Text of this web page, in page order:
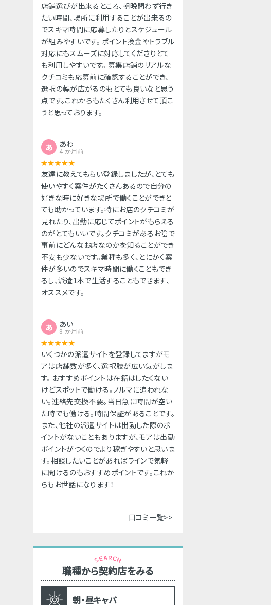
店舗選びが出来るところ、朝晩問わず行き
たい時間、場所に利用することが出来るの
でスキマ時間に応募したりとスケジュール
が組みやすいです。 ポイント換金やトラブル
対応にもスムーズに対応してくださりとて
も利用しやすいです。 募集店舗のリアルな
クチコミも応募前に確認することができ、
選択の幅が広がるのもとても良いなと思う
点です。これからもたくさん利用させて頂こ
うと思っております。
あ あわ
4 か月前
友達に教えてもらい登録しましたが、とても
使いやすく案件がたくさんあるので自分の
好きな時に好きな場所で働くことができと
ても助かっています。特にお店のクチコミが
見れたり、出勤に応じてポイントがもらえる
のがとてもいいです。クチコミがあるお陰で
事前にどんなお店なのかを知ることができ
不安も少ないです。業種も多く、とにかく案
件が多いのでスキマ時間に働くこともでき
るし、派遣1本で生活することもできます、
オススメです。
あ あい
8 か月前
いくつかの派遣サイトを登録してますがモ
アは店舗数が多く、選択肢が広い気がしま
す。 おすすめポイントは在籍はしたくない
けどスポットで働ける。ノルマに追われな
い。連絡先交換不要。当日急に時間が空い
た時でも働ける。時間保証があることです。
また、他社の派遣サイトは出勤した際のポ
イントがないこともありますが、モアは出勤
ポイントがつくのでより稼ぎやすいと思いま
す。相談したいことがあればラインで気軽
に聞けるのもおすすめポイントです。これか
らもお世話になります！
口コミ一覧>>
職種から契約店をみる
朝・昼キャバ